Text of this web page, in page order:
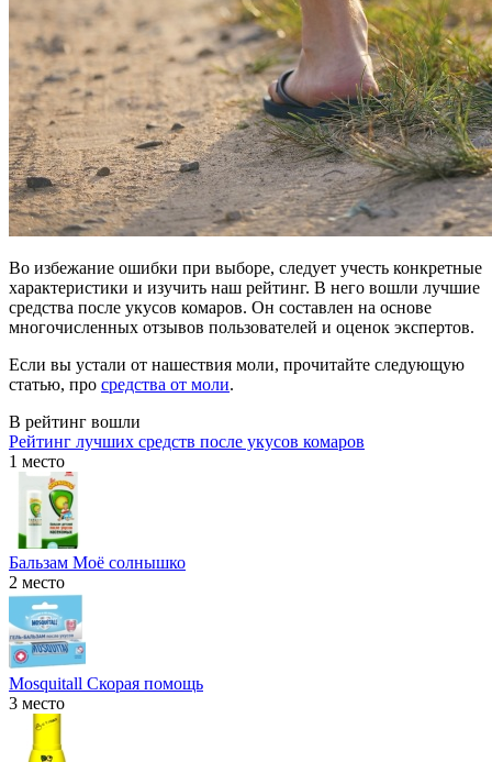
Во избежание ошибки при выборе, следует учесть конкретные
характеристики и изучить наш рейтинг. В него вошли лучшие
средства после укусов комаров. Он составлен на основе
многочисленных отзывов пользователей и оценок экспертов.
Если вы устали от нашествия моли, прочитайте следующую
статью, про средства от моли.
В рейтинг вошли
Рейтинг лучших средств после укусов комаров
1 место
Бальзам Моё солнышко
2 место
Mosquitall Скорая помощь
3 место